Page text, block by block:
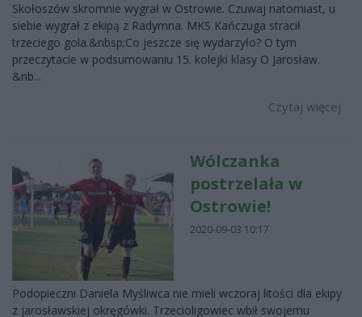
Skołoszów skromnie wygrał w Ostrowie. Czuwaj natomiast, u
siebie wygrał z ekipą z Radymna. MKS Kańczuga stracił
trzeciego gola.&nbsp;Co jeszcze się wydarzyło? O tym
przeczytacie w podsumowaniu 15. kolejki klasy O Jarosław.
&nb...
Czytaj więcej
Wólczanka
postrzelała w
Ostrowie!
2020-09-03 10:17
Podopieczni Daniela Myśliwca nie mieli wczoraj litości dla ekipy
z jarosławskiej okręgówki. Trzecioligowiec wbił swojemu